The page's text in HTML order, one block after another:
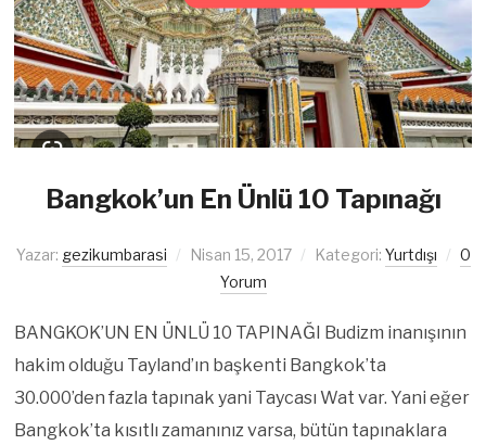
Bangkok’un En Ünlü 10 Tapınağı
Yazar: gezikumbarasi Nisan 15, 2017 Kategori: Yurtdışı
0
Yorum
BANGKOK’UN EN ÜNLÜ 10 TAPINAĞI Budizm inanışının
hakim olduğu Tayland’ın başkenti Bangkok’ta
30.000’den fazla tapınak yani Taycası Wat var. Yani eğer
Bangkok’ta kısıtlı zamanınız varsa, bütün tapınaklara